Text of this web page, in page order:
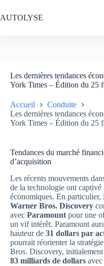
au
contenu
AUTOLYSE
Les dernières tendances
York Times – Édition du 25
Accueil
Conduite
Les dernières tendances
York Times – Édition du 25
Tendances du marché
d’acquisition
Les récents mouvements
de la technologie ont captivé
économiques. En particulier,
Warner Bros. Discovery
avec Paramount pour une
un vif intérêt. Paramount
hauteur de 31 dollars par
pourrait réorienter la
Bros. Discovery, initialement
83 milliards de dollars avec